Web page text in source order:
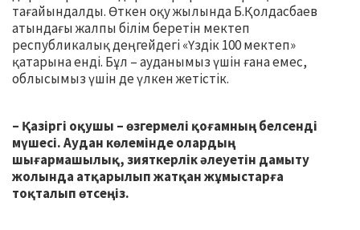
тағайындалды. Өткен оқу жылында Б.Қолдасбаев
атындағы жалпы білім беретін мектеп
республикалық деңгейдегі «Үздік 100 мектеп»
қатарына енді. Бұл – ауданымыз үшін ғана емес,
облысымыз үшін де үлкен жетістік.
– Қазіргі оқушы – өзгермелі қоғамның белсенді
мүшесі. Аудан көлемінде олардың
шығармашылық, зияткерлік әлеуетін дамыту
жолында атқарылып жатқан жұмыстарға
тоқталып өтсеңіз.